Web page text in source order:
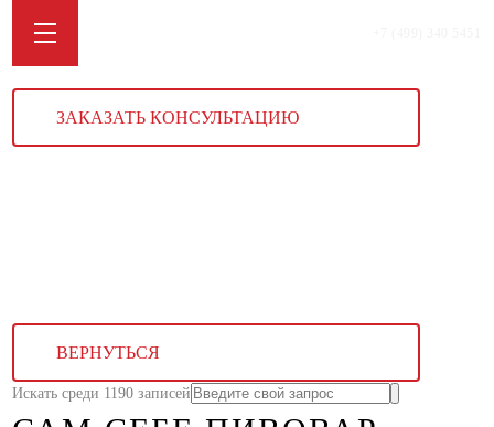
ЗАКАЗАТЬ КОНСУЛЬТАЦИЮ
ВЕРНУТЬСЯ
Искать среди 1190 записей